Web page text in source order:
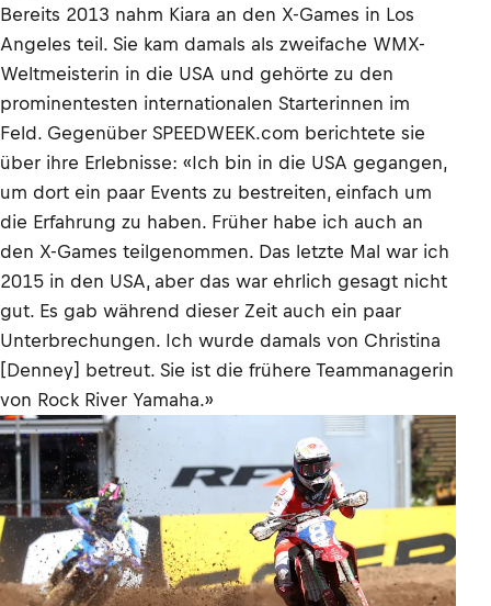
Bereits 2013 nahm Kiara an den X-Games in Los
Angeles teil. Sie kam damals als zweifache WMX-
Weltmeisterin in die USA und gehörte zu den
prominentesten internationalen Starterinnen im
Feld. Gegenüber SPEEDWEEK.com berichtete sie
über ihre Erlebnisse: «Ich bin in die USA gegangen,
um dort ein paar Events zu bestreiten, einfach um
die Erfahrung zu haben. Früher habe ich auch an
den X-Games teilgenommen. Das letzte Mal war ich
2015 in den USA, aber das war ehrlich gesagt nicht
gut. Es gab während dieser Zeit auch ein paar
Unterbrechungen. Ich wurde damals von Christina
[Denney] betreut. Sie ist die frühere Teammanagerin
von Rock River Yamaha.»